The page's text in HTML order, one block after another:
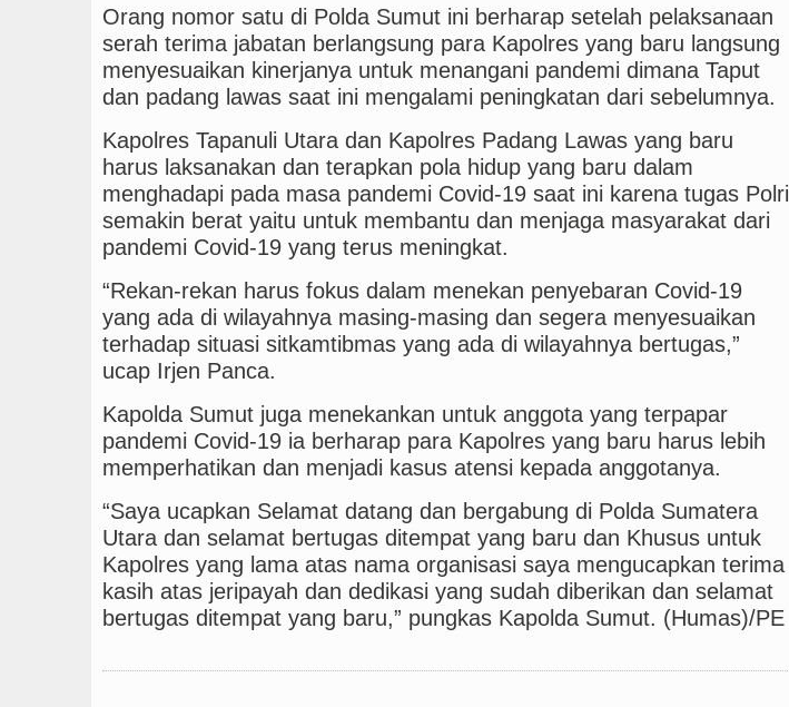
Orang nomor satu di Polda Sumut ini berharap setelah pelaksanaan
serah terima jabatan berlangsung para Kapolres yang baru langsung
menyesuaikan kinerjanya untuk menangani pandemi dimana Taput
dan padang lawas saat ini mengalami peningkatan dari sebelumnya.
Kapolres Tapanuli Utara dan Kapolres Padang Lawas yang baru
harus laksanakan dan terapkan pola hidup yang baru dalam
menghadapi pada masa pandemi Covid-19 saat ini karena tugas Polri
semakin berat yaitu untuk membantu dan menjaga masyarakat dari
pandemi Covid-19 yang terus meningkat.
“Rekan-rekan harus fokus dalam menekan penyebaran Covid-19
yang ada di wilayahnya masing-masing dan segera menyesuaikan
terhadap situasi sitkamtibmas yang ada di wilayahnya bertugas,”
ucap Irjen Panca.
Kapolda Sumut juga menekankan untuk anggota yang terpapar
pandemi Covid-19 ia berharap para Kapolres yang baru harus lebih
memperhatikan dan menjadi kasus atensi kepada anggotanya.
“Saya ucapkan Selamat datang dan bergabung di Polda Sumatera
Utara dan selamat bertugas ditempat yang baru dan Khusus untuk
Kapolres yang lama atas nama organisasi saya mengucapkan terima
kasih atas jeripayah dan dedikasi yang sudah diberikan dan selamat
bertugas ditempat yang baru,” pungkas Kapolda Sumut. (Humas)/PE